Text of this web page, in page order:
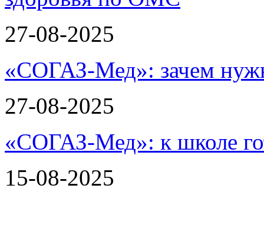
27-08-2025
«СОГАЗ-Мед»: зачем
27-08-2025
«СОГАЗ-Мед»: к школе
15-08-2025